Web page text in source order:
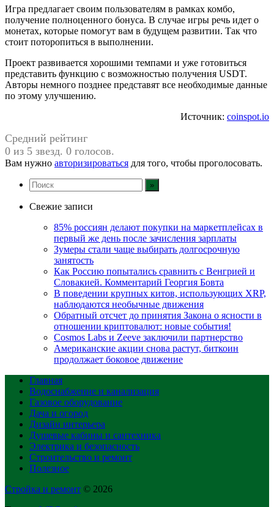
Игра предлагает своим пользователям в рамках комбо,
получение полноценного бонуса. В случае игры речь идет о
монетах, которые помогут вам в будущем развитии. Так что
стоит поторопиться в выполнении.
Проект развивается хорошими темпами и уже готовиться
представить функцию с возможностью получения USDT.
Авторы немного позднее представят все необходимые данные
по этому улучшению.
Источник: coinspot.io
Средний рейтинг
0 из 5 звезд. 0 голосов.
Вам нужно авторизироваться для того, чтобы проголосовать.
Свежие записи
85% россиян делают покупки на маркетплейсах в
первый же день после зачисления зарплаты
Зумеры стали чаще выбирать долгосрочную
занятость
Как Россию попытались сравнить с Венгрией и
Словакией. Комментарий Георгия Бовта
В поведении крупных китов, использующих XRP,
наблюдаются необычные движения
Обратный отсчет до принятия Закона о ясности в
отношении криптовалют: новые события!
Cosmos Labs и Zeeve заключили партнерство
Американские акции снова растут, биткоин
продолжает боковое движение
Главная
Водоснабжение и канализация
Газовое оборудование
Дача и огород
Дизайн интерьера
Душевые кабины и сантехника
Электрика и безопасность
Строительство и ремонт
Полезное
Стройка и ремонт © 2026